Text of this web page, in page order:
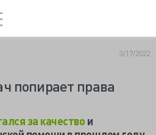
3/17/2022
попирает права
за качество и